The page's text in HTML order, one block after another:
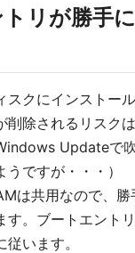
リが勝手
クにインストー
削除されるリスク
Updateで
ですが・・・）
は共用なので、勝
す。ブートエント
います。